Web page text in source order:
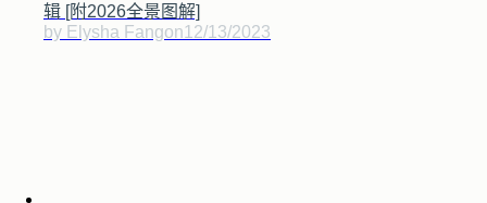
辑 [附2026全景图解]
by Elysha Fangon12/13/2023